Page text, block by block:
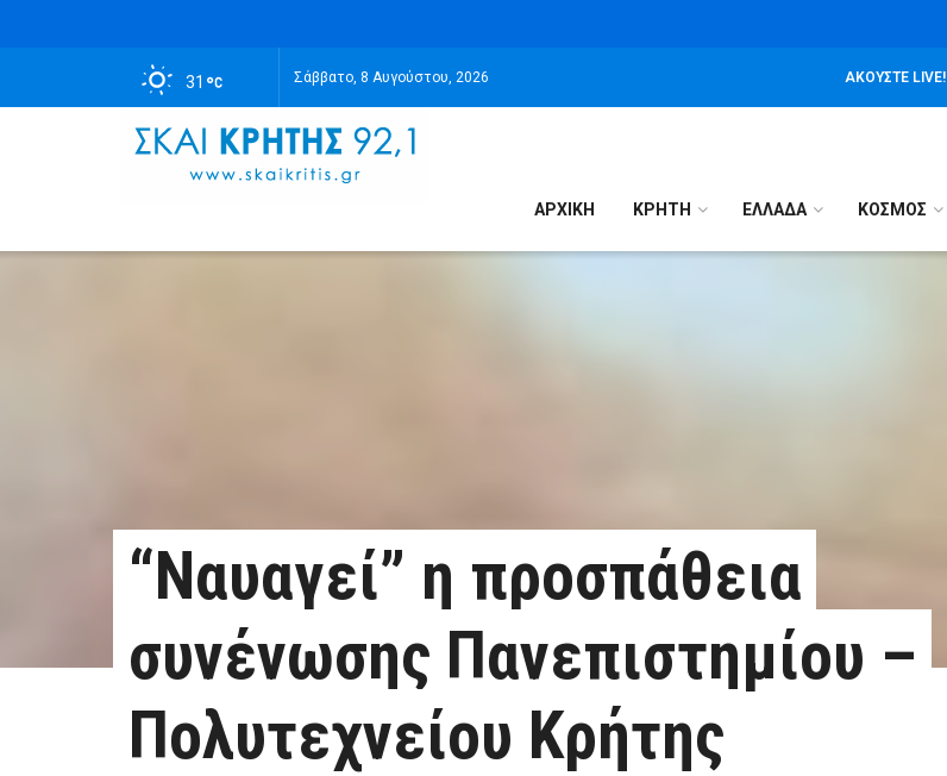
31 Σάββατο, 8 Αυγούστου, 2026 ΑΚΟΎΣΤΕ LIVE!
ΑΡΧΙΚΉ ΚΡΗΤΗ ΕΛΛΑΔΑ ΚΟΣΜΟΣ
“Ναυαγεί” η προσπάθεια
συνένωσης Πανεπιστημίου –
Πολυτεχνείου Κρήτης